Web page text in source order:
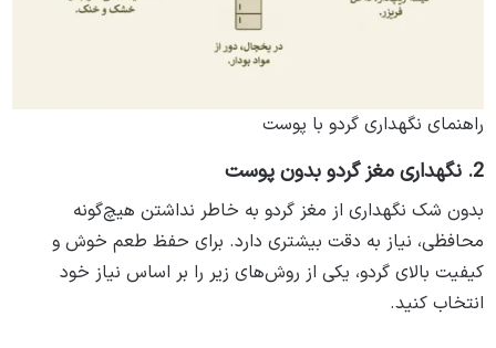
راهنمای نگهداری گردو با پوست
2. نگهداری مغز گردو بدون پوست
بدون شک نگهداری از مغز گردو به خاطر نداشتن هیچ‌گونه
محافظی، نیاز به دقت بیشتری دارد. برای حفظ طعم خوش و
کیفیت بالای گردو، یکی از روش‌های زیر را بر اساس نیاز خود
انتخاب کنید.